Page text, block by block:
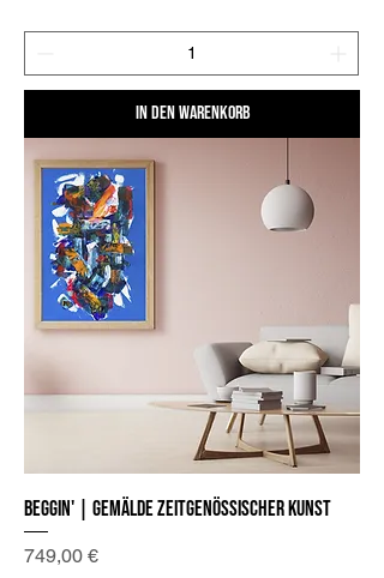
In den Warenkorb
Beggin' | Gemälde zeitgenössischer Kunst
Preis
749,00 €